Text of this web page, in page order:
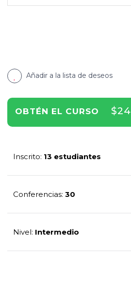
Añadir a la lista de deseos
OBTÉN EL CURSO $24
Inscrito: 13 estudiantes
Conferencias: 30
Nivel: Intermedio